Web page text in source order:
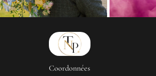
Coordonnées